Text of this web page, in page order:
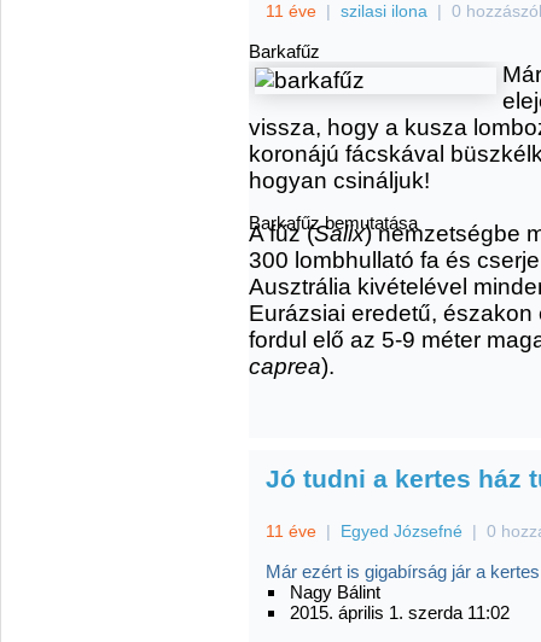
11 éve | szilasi ilona | 0
Barkafűz
vissza, hogy a kusza
koronájú fácskával
hogyan csináljuk!
Barkafűz bemutatása
A fűz (Salix) nemzetségbe
300 lombhullató fa és
Ausztrália kivételével
Eurázsiai eredetű,
fordul elő az 5-9 méter
caprea).
Jó tudni a kertes ház
11 éve | Egyed Józsefné | 0
Már ezért is gigabírság jár a
Nagy Bálint
2015. április 1. szerda 11:02